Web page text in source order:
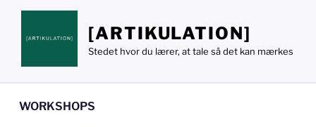
Videre
indhold
[ARTIKULATION]
Stedet hvor du lærer, at tale så det kan mærkes
WORKSHOPS